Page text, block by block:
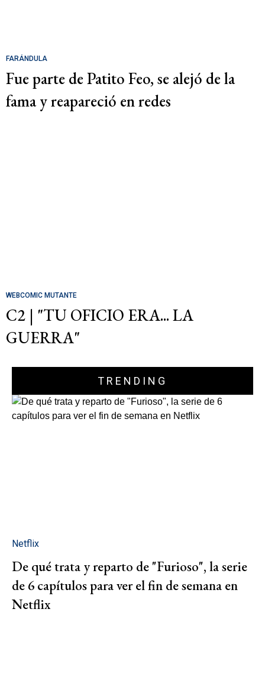
FARÁNDULA
Fue parte de Patito Feo, se alejó de la
fama y reapareció en redes
WEBCOMIC MUTANTE
C2 | "TU OFICIO ERA... LA
GUERRA"
TRENDING
Netflix
De qué trata y reparto de "Furioso", la serie
de 6 capítulos para ver el fin de semana en
Netflix